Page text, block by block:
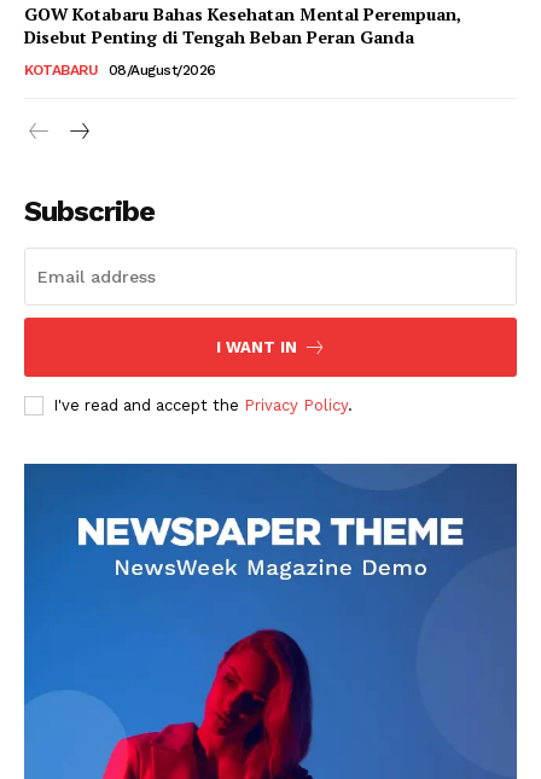
GOW Kotabaru Bahas Kesehatan Mental Perempuan,
Disebut Penting di Tengah Beban Peran Ganda
KOTABARU 08/August/2026
Subscribe
I WANT IN
I've read and accept the Privacy Policy.